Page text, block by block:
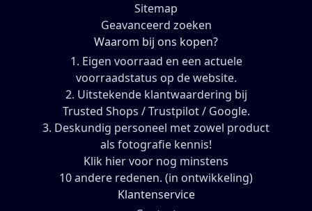
Sitemap
Geavanceerd zoeken
Waarom bij ons kopen?
1. Eigen voorraad en een actuele
voorraadstatus op de website.
2. Uitstekende klantwaardering bij
Trusted Shops / Trustpilot / Google.
3. Deskundig personeel met zowel product
als fotografie kennis!
Klik hier voor nog minstens
10 andere redenen. (in ontwikkeling)
Klantenservice